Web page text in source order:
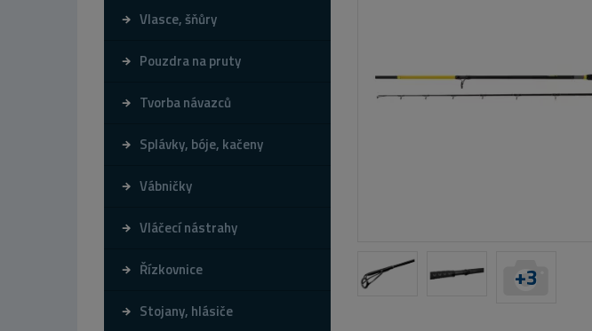
Vlasce, šňůry
Pouzdra na pruty
Tvorba návazců
Splávky, bóje, kačeny
Vábničky
Vláčecí nástrahy
Řízkovnice
Stojany, hlásiče
+3